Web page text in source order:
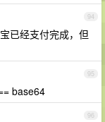
94
已经支付完成，但
95
base64
96